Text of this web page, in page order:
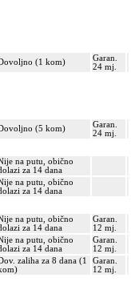
(1 kom)
Garan.
24 mj.
(5 kom)
Garan.
24 mj.
na putu, obično
za 14 dana
na putu, obično
za 14 dana
na putu, obično
za 14 dana
Garan.
12 mj.
na putu, obično
za 14 dana
Garan.
12 mj.
zaliha za 8 dana (1
Garan.
12 mj.